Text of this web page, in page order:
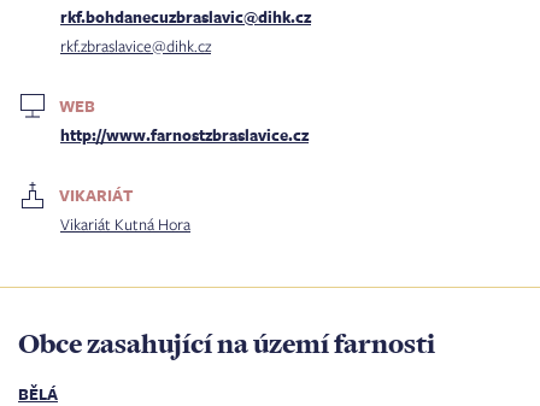
rkf.bohdanecuzbraslavic@dihk.cz
rkf.zbraslavice@dihk.cz
WEB
http://www.farnostzbraslavice.cz
VIKARIÁT
Vikariát Kutná Hora
Obce zasahující na území farnosti
BĚLÁ